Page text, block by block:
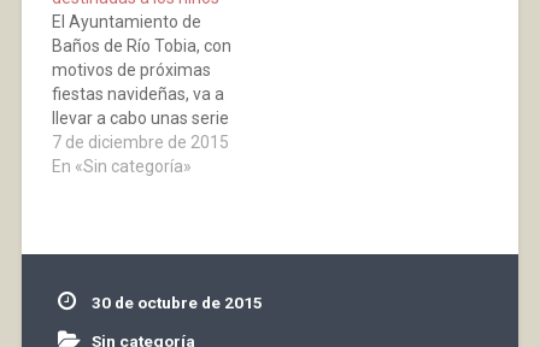
de Magia, donde al final
del…
El Ayuntamiento de
Baños de Río Tobia, con
motivos de próximas
fiestas navideñas, va a
llevar a cabo unas serie
de actividades
destinadas
LECTURA Con perros
adiestrados Impartido
7 de diciembre de 2015
En «Sin categoría»
30 de octubre de 2015
Sin categoría